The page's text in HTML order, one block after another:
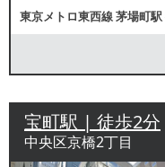
東京メトロ東西線茅場町駅
宝町駅 | 徒歩2分
中央区京橋2丁目